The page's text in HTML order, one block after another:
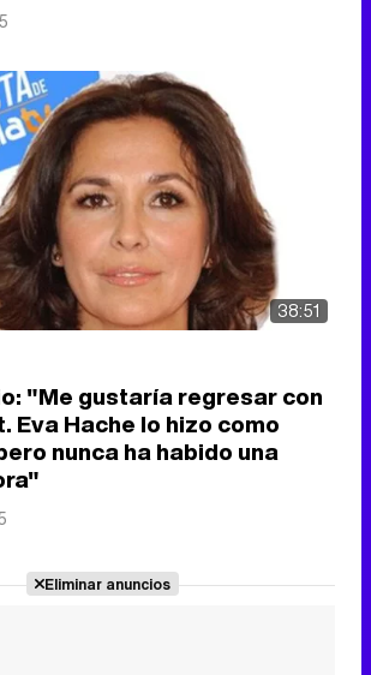
38:51
"Me gustaría regresar con
Eva Hache lo hizo como
nunca ha habido una
Eliminar anuncios